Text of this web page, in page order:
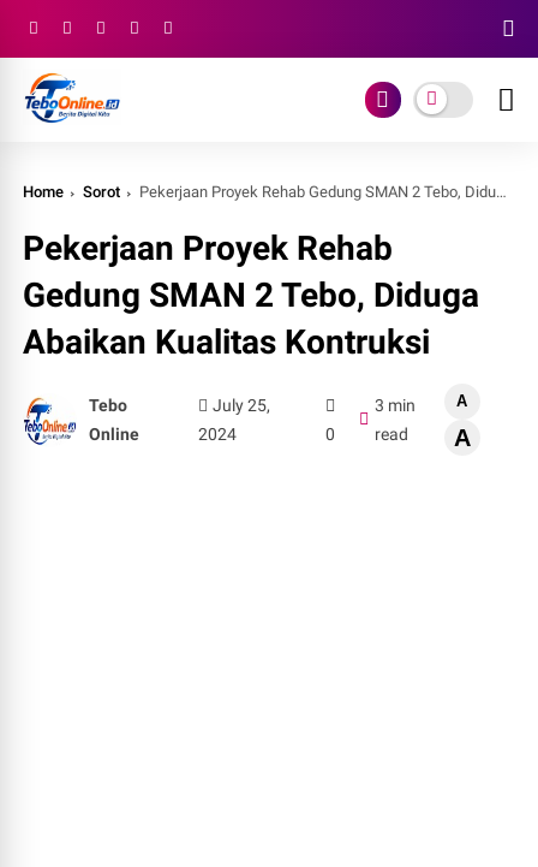
Home Sorot Pekerjaan Proyek Rehab Gedung SMAN 2 Tebo, Diduga Abaikan Kualitas Kontruksi
Pekerjaan Proyek Rehab
Gedung SMAN 2 Tebo, Diduga
Abaikan Kualitas Kontruksi
Tebo
Online
July 25,
2024
0
3 min
read
A
A